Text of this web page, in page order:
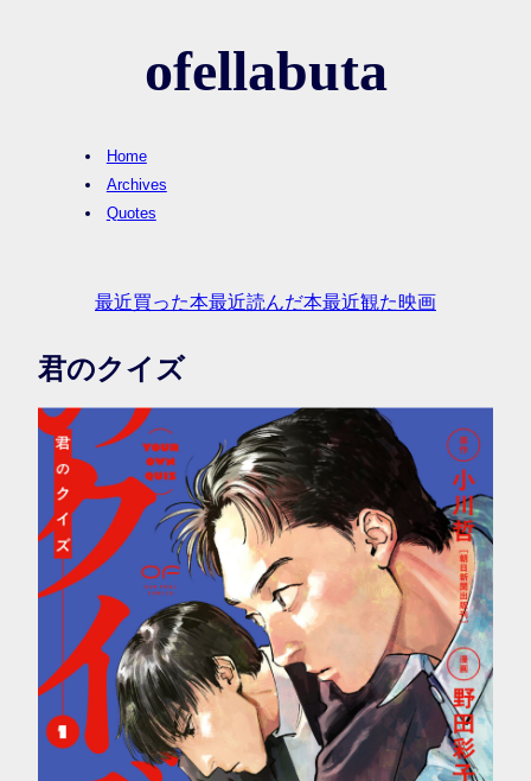
ofellabuta
Home
Archives
Quotes
最近買った本最近読んだ本最近観た映画
君のクイズ